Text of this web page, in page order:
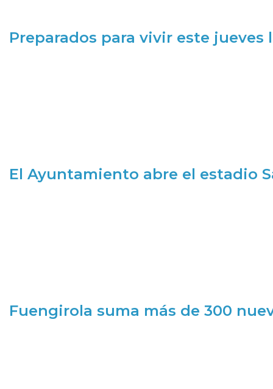
Preparados para vivir este jueves
El Ayuntamiento abre el estadio
Fuengirola suma más de 300